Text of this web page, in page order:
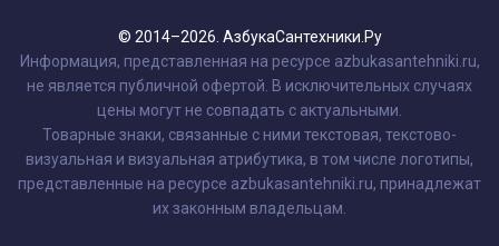
© 2014–2026. АзбукаСантехники.Ру
Информация, представленная на ресурсе azbukasantehniki.ru,
не является публичной офертой. В исключительных случаях
цены могут не совпадать с актуальными.
Товарные знаки, связанные с ними текстовая, текстово-
визуальная и визуальная атрибутика, в том числе логотипы,
представленные на ресурсе azbukasantehniki.ru, принадлежат
их законным владельцам.